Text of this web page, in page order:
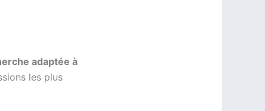
adaptée à
les plus